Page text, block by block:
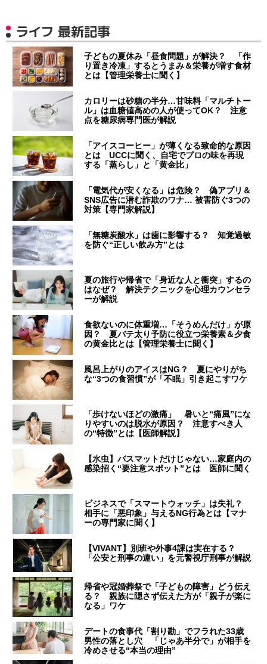
ライフ 最新記事
子どもの夏休み「昼食問題」が解決？ 「作
り置き冷凍」するとうまみ＆栄養が増す食材
とは【管理栄養士に聞く】
カロリーは砂糖の半分…甘味料「マルチトー
ル」は血糖値高めの人が使ってOK？ 注意
点を糖尿病専門医が解説
「アイスコーヒー」が薄くなる致命的な原因
とは UCCに聞く、自宅でプロの味を再現
する「蒸らし」と「黄金比」
「電気代が安くなる」は危険？ 偽アプリ＆
SNS広告に潜む詐欺のワナ… 被害防ぐ3つの
対策【専門家解説】
「無糖炭酸水」は歯に影響する？ 知覚過敏
を防ぐ“正しい飲み方”とは
夏の旅行や帰省で「身近な人と衝突」するの
はなぜ？ 解決テクニックを心理カウンセラ
ーが解説
食欲ないのに体重増…「そうめんだけ」が原
因？ 夏バテ太り予防に役立つ栄養素＆夕食
の黄金比とは【管理栄養士に聞く】
風呂上がりのアイスはNG？ 夏にやりがち
な“3つの食習慣”が「不眠」引き起こすワケ
「歩けないほどの激痛」 暑いと“痛風”にな
りやすいのは脱水が原因？ 注意すべき人
の“特徴”とは【医師解説】
【水虫】バスマットだけじゃない…家庭内の
感染招く“要注意スポット”とは 医師に聞く
ビジネスで「スマートウォッチ」は失礼？
相手に「悪印象」与えるNG行為とは【マナ
ーの専門家に聞く】
【VIVANT】別班や外事4課は実在する？
「公安と刑事の違い」を元警視庁刑事が解説
帰省や冠婚葬祭で「子どもの障害」どう伝え
る？ 親族に隠さず伝えた方が「親子が楽に
なる」ワケ
デートの食事代「割り勘」でフラれた33歳
男性の落とし穴 「じゃあ半分で」が相手を
冷めさせる“本当の理由”